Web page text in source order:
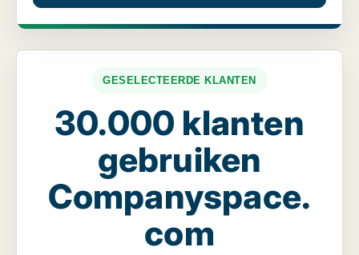
GESELECTEERDE KLANTEN
30.000 klanten
gebruiken
Companyspace.
com